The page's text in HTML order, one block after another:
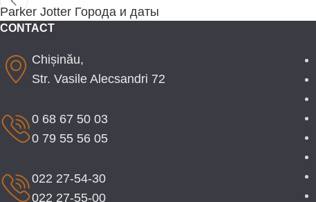
Parker Jotter Города и даты
CONTACT
Chișinău,
Str. Vasile Alecsandri 72
0 68 67 50 03
0 79 55 56 05
022 27-54-30
022 27-55-00